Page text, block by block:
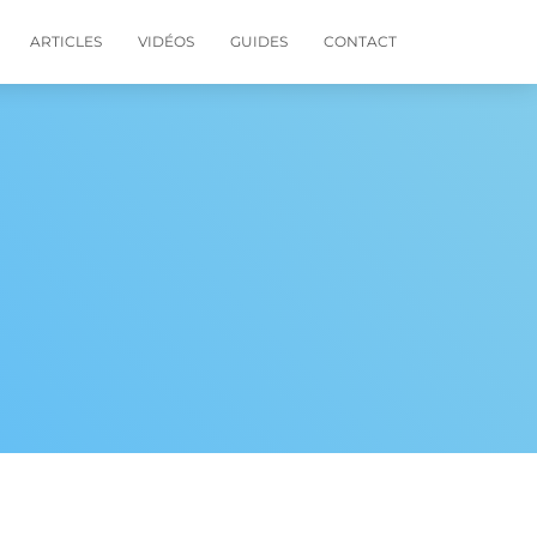
ARTICLES VIDÉOS GUIDES CONTACT